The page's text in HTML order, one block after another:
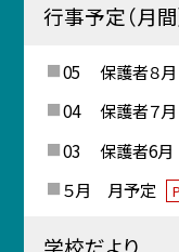
行事予定（月間
05 保護者８月
04 保護者７月
03 保護者6月
５月 月予定
学校だより